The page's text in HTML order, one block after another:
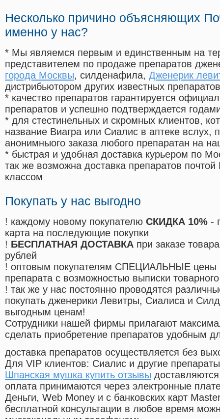
Несколько причино объясняющих
именно у нас?
* Мы являемся первым и единственным на
представителем по продаже препаратов
города Москвы, силденафила, Дженерик
дистрибьютором других известных препаратов
* качество препаратов гарантируется
препаратов и успешно подтверждается
* для стестинельных и скромных клиентов,
название Виагра или Сиалис в аптеке вслух,
анонимныого заказа любого препаратан на
* быстрая и удобная доставка курьером по
так же возможна доставка препаратов
классом
Покупать у нас выгодно
! каждому новому покупателю СКИДКА 10% -
карта на последующие покупки
! БЕСПЛАТНАЯ ДОСТАВКА при заказе
рублей
! оптовым покупателям СПЕЦИАЛЬНЫЕ цены
препарата с возможностью выписки
! так же у нас постоянно проводятся
покупать дженерики Левитры, Сиалиса и
выгодным ценам!
Cотрудники нашей фирмы прилагают
сделать приобретение препаратов удобным
доставка препаратов осуществляется без
Для VIP клиентов: Сиалис и другие
Шпанская мушка купить отзывы доставляются
оплата принимаются через электронные
Деньги, Web Money и с банковских карт
бесплатной консультации в любое время